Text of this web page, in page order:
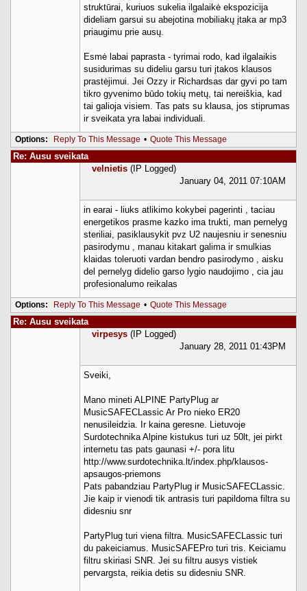
struktūrai, kuriuos sukelia ilgalaikė ekspozicija
dideliam garsui su abejotina mobiliakų įtaka ar mp3
priaugimu prie ausų.
Esmė labai paprasta - tyrimai rodo, kad ilgalaikis
susidurimas su dideliu garsu turi įtakos klausos
prastėjimui. Jei Ozzy ir Richardsas dar gyvi po tam
tikro gyvenimo būdo tokių metų, tai nereiškia, kad
tai galioja visiem. Tas pats su klausa, jos stiprumas
ir sveikata yra labai individuali.
Options: Reply To This Message • Quote This Message
Re: Ausu sveikata
velnietis (IP Logged)
January 04, 2011 07:10AM
in earai - liuks atlikimo kokybei pagerinti , taciau
energetikos prasme kazko ima trukti, man pernelyg
steriliai, pasiklausykit pvz U2 naujesniu ir senesniu
pasirodymu , manau kitakart galima ir smulkias
klaidas toleruoti vardan bendro pasirodymo , aisku
del pernelyg didelio garso lygio naudojimo , cia jau
profesionalumo reikalas
Options: Reply To This Message • Quote This Message
Re: Ausu sveikata
virpesys (IP Logged)
January 28, 2011 01:43PM
Sveiki,
Mano mineti ALPINE PartyPlug ar
MusicSAFECLassic Ar Pro nieko ER20
nenusileidzia. Ir kaina geresne. Lietuvoje
Surdotechnika Alpine kistukus turi uz 50lt, jei pirkt
internetu tas pats gaunasi +/- pora litu
http://www.surdotechnika.lt/index.php/klausos-
apsaugos-priemons
Pats pabandziau PartyPlug ir MusicSAFECLassic.
Jie kaip ir vienodi tik antrasis turi papildoma filtra su
didesniu snr
PartyPlug turi viena filtra. MusicSAFECLassic turi
du pakeiciamus. MusicSAFEPro turi tris. Keiciamu
filtru skiriasi SNR. Jei su filtru ausys vistiek
pervargsta, reikia detis su didesniu SNR.